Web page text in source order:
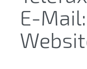
E-Mail: